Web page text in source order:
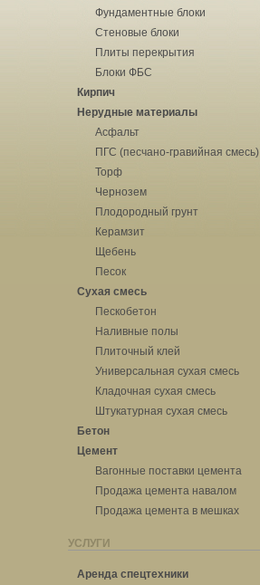
Фундаментные блоки
Стеновые блоки
Плиты перекрытия
Блоки ФБС
Кирпич
Нерудные материалы
Асфальт
ПГС (песчано-гравийная смесь)
Торф
Чернозем
Плодородный грунт
Керамзит
Щебень
Песок
Сухая смесь
Пескобетон
Наливные полы
Плиточный клей
Универсальная сухая смесь
Кладочная сухая смесь
Штукатурная сухая смесь
Бетон
Цемент
Вагонные поставки цемента
Продажа цемента навалом
Продажа цемента в мешках
УСЛУГИ
Аренда спецтехники